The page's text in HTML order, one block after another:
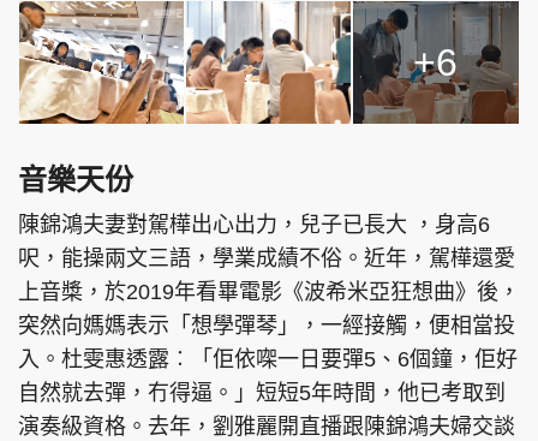
+6
音樂天份
陳錦鴻夫妻對駕樺出心出力，兒子已長大 ，身高6
呎，能操兩文三語，學業成績不俗。近年，駕樺還愛
上音槳，於2019年看畢電影《波希米亞狂想曲》後，
突然向媽媽表示「想學彈琴」，一經接觸，便相當投
入。杜雯惠透露︰「佢依㗎一日要彈5、6個鐘，佢好
自然就去彈，冇得逼。」短短5年時間，他已考取到
演奏級資格。去年，劉雅麗開直播跟陳錦鴻夫婦交談